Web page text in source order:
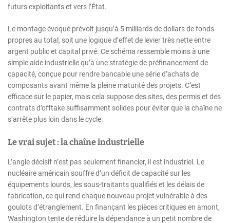
futurs exploitants et vers l’État.
Le montage évoqué prévoit jusqu’à 5 milliards de dollars de fonds
propres au total, soit une logique d’effet de levier très nette entre
argent public et capital privé. Ce schéma ressemble moins à une
simple aide industrielle qu’à une stratégie de préfinancement de
capacité, conçue pour rendre bancable une série d’achats de
composants avant même la pleine maturité des projets. C’est
efficace sur le papier, mais cela suppose des sites, des permis et des
contrats d’offtake suffisamment solides pour éviter que la chaîne ne
s’arrête plus loin dans le cycle.
Le vrai sujet : la chaîne industrielle
L’angle décisif n’est pas seulement financier, il est industriel. Le
nucléaire américain souffre d’un déficit de capacité sur les
équipements lourds, les sous-traitants qualifiés et les délais de
fabrication, ce qui rend chaque nouveau projet vulnérable à des
goulots d’étranglement. En finançant les pièces critiques en amont,
Washington tente de réduire la dépendance à un petit nombre de